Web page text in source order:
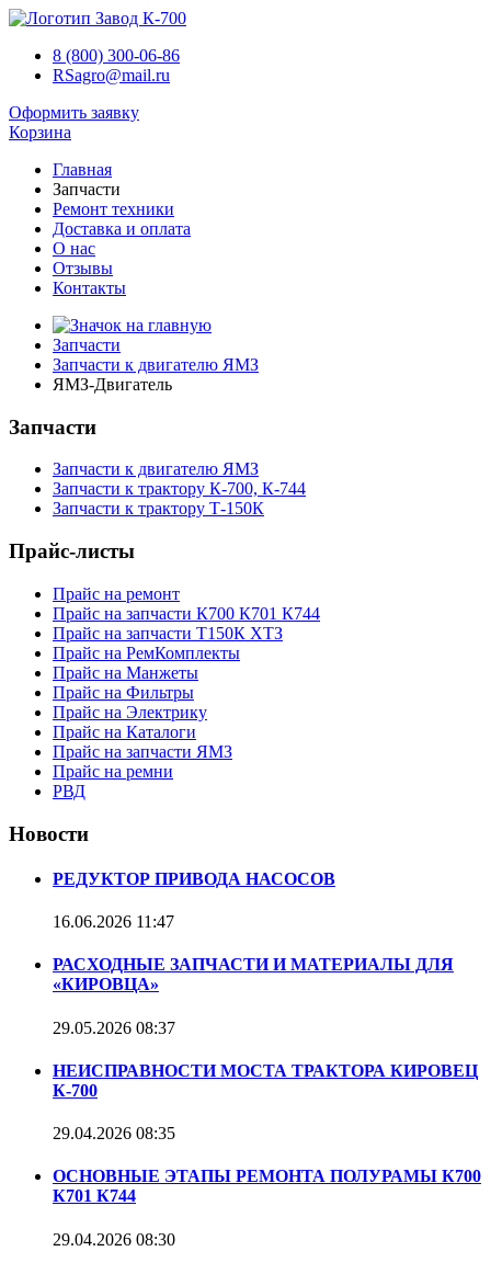
8 (800) 300-06-86
RSagro@mail.ru
Оформить заявку
Корзина
Главная
Запчасти
Ремонт техники
Доставка и оплата
О нас
Отзывы
Контакты
Запчасти
Запчасти к двигателю ЯМЗ
ЯМЗ-Двигатель
Запчасти
Запчасти к двигателю ЯМЗ
Запчасти к трактору К-700, К-744
Запчасти к трактору Т-150К
Прайс-листы
Прайс на ремонт
Прайс на запчасти К700 К701 К744
Прайс на запчасти Т150К ХТЗ
Прайс на РемКомплекты
Прайс на Манжеты
Прайс на Фильтры
Прайс на Электрику
Прайс на Каталоги
Прайс на запчасти ЯМЗ
Прайс на ремни
РВД
Новости
РЕДУКТОР ПРИВОДА НАСОСОВ
16.06.2026 11:47
РАСХОДНЫЕ ЗАПЧАСТИ И МАТЕРИАЛЫ ДЛЯ
«КИРОВЦА»
29.05.2026 08:37
НЕИСПРАВНОСТИ МОСТА ТРАКТОРА КИРОВЕЦ
К-700
29.04.2026 08:35
ОСНОВНЫЕ ЭТАПЫ РЕМОНТА ПОЛУРАМЫ К700
К701 К744
29.04.2026 08:30